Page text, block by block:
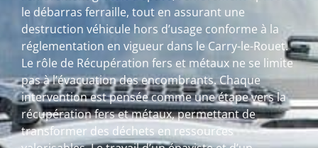
le débarras ferraille, tout en assurant une
destruction véhicule hors d’usage conforme à la
réglementation en vigueur dans le Carry-le-Rouet.
Le rôle de Récupération fers et métaux ne se limite
pas à l’évacuation des encombrants. Chaque
intervention est pensée comme une étape vers la
récupération fers et métaux, permettant de
transformer des déchets en ressources